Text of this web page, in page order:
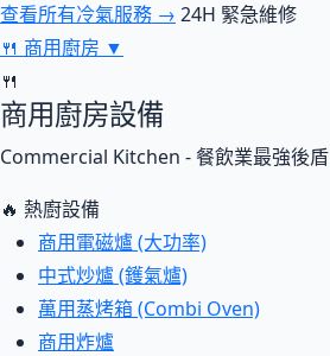
查看所有冷氣服務 → 24H 緊急維修
🍴 商用廚房 ▼
🍴
商用廚房設備
Commercial Kitchen - 餐飲業最強後盾
🔥 熱廚設備
商用電磁爐 (大功率)
中式炒爐 (鑊氣爐)
萬用蒸烤箱 (Combi Oven)
商用炸爐